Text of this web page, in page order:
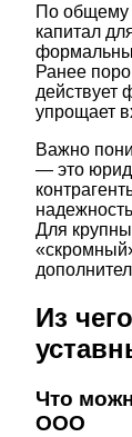
По общему
капитал
Ранее
действует
упрощает
Важно
— это
Для
Из
Что
ООО